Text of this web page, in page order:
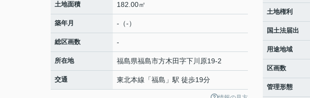
土地面積 182.00㎡
築年月 -（-）
総区画数 -
所在地 福島県福島市方木田字下川原19-2
交通 東北本線 「福島 」駅 徒歩19分
土地権利
国土法届出
用途地域
区画数
管理形態